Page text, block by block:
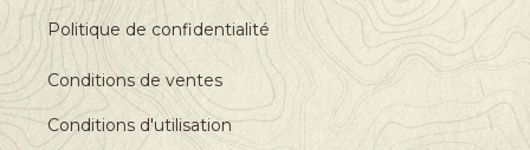
Politique de confidentialité
Conditions de ventes
Conditions d'utilisation